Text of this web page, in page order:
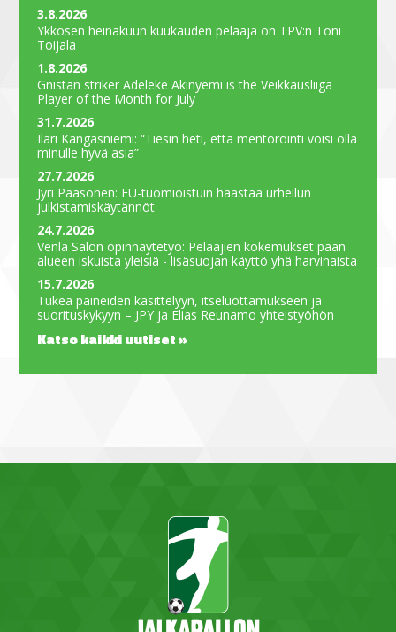
3.8.2026
Ykkösen heinäkuun kuukauden pelaaja on TPV:n Toni
Toijala
1.8.2026
Gnistan striker Adeleke Akinyemi is the Veikkausliiga
Player of the Month for July
31.7.2026
Ilari Kangasniemi: “Tiesin heti, että mentorointi voisi olla
minulle hyvä asia”
27.7.2026
Jyri Paasonen: EU-tuomioistuin haastaa urheilun
julkistamiskäytännöt
24.7.2026
Venla Salon opinnäytetyö: Pelaajien kokemukset pään
alueen iskuista yleisiä - lisäsuojan käyttö yhä harvinaista
15.7.2026
Tukea paineiden käsittelyyn, itseluottamukseen ja
suorituskykyyn – JPY ja Elias Reunamo yhteistyöhön
Katso kaikki uutiset »